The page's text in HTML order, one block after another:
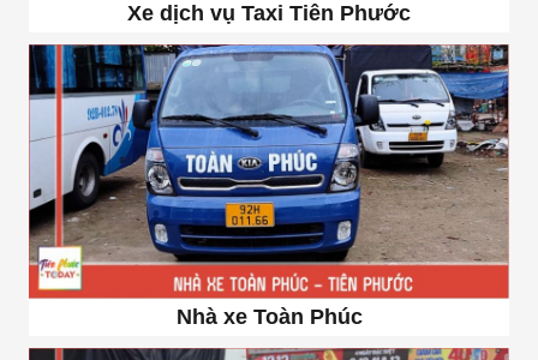
Xe dịch vụ Taxi Tiên Phước
Nhà xe Toàn Phúc